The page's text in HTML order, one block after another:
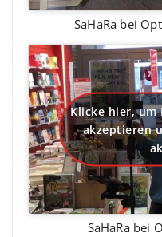
SaHaRa bei
Klicke hier, um
akzeptieren
SaHaRa bei